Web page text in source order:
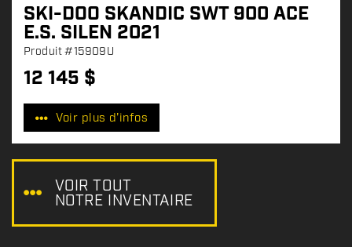
SKI-DOO SKANDIC SWT 900 ACE
E.S. SILEN 2021
Produit#15909U
P
r
x
12 145 $
Voir plus d'infos
VOIR TOUT
NOTRE INVENTAIRE